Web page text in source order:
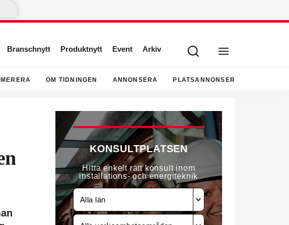
Branschnytt Produktnytt Event Arkiv
OM TIDNINGEN ANNONSERA PLATSANNONSER
KONSULTPLATSEN
Hitta enkelt rätt konsult inom
installations- och energiteknik
Alla län